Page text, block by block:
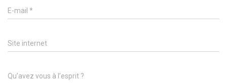
E-mail *
Site internet
Qu’avez vous à l’esprit ?